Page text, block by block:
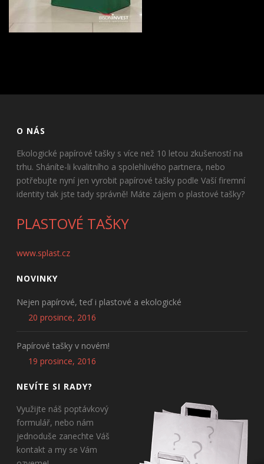
O NÁS
Ekologické papírové tašky s více než 10 letou zkušeností na
trhu. Sháníte-li kvalitního a spolehlivého partnera, nebo
potřebujte nyní jen vyrobit papírové tašky podle Vaší firemní
identity tak jste tady správně! Máte zájem o plastové tašky?
PLASTOVÉ TAŠKY
www.splast.cz
NOVINKY
Nejen papírové, teď i plastové a ekologické
20 prosince, 2016
Papírové tašky v novém!
19 prosince, 2016
NEVÍTE SI RADY?
Využijte náš poptávkový
formulář, nebo nám
jednoduše zanechte Váš
kontakt a my se Vám